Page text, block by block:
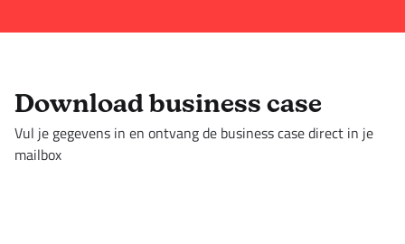
Download business case
Vul je gegevens in en ontvang de business case direct in je
mailbox